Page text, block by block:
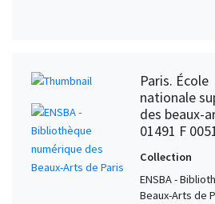
Paris. École
nationale
des beaux-
01491 F
Collection
ENSBA -
Beaux-Arts de